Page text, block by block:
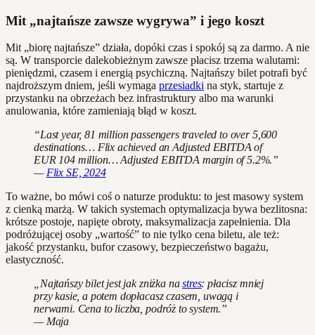
Mit „najtańsze zawsze wygrywa” i jego koszt
Mit „biorę najtańsze” działa, dopóki czas i spokój są za darmo. A nie
są. W transporcie dalekobieżnym zawsze płacisz trzema walutami:
pieniędzmi, czasem i energią psychiczną. Najtańszy bilet potrafi być
najdroższym dniem, jeśli wymaga przesiadki na styk, startuje z
przystanku na obrzeżach bez infrastruktury albo ma warunki
anulowania, które zamieniają błąd w koszt.
“Last year, 81 million passengers traveled to over 5,600
destinations… Flix achieved an Adjusted EBITDA of
EUR 104 million… Adjusted EBITDA margin of 5.2%.”
— Flix SE, 2024
To ważne, bo mówi coś o naturze produktu: to jest masowy system
z cienką marżą. W takich systemach optymalizacja bywa bezlitosna:
krótsze postoje, napięte obroty, maksymalizacja zapełnienia. Dla
podróżującej osoby „wartość” to nie tylko cena biletu, ale też:
jakość przystanku, bufor czasowy, bezpieczeństwo bagażu,
elastyczność.
„Najtańszy bilet jest jak zniżka nastres: płacisz mniej
przy kasie, a potem dopłacasz czasem, uwagą i
nerwami. Cena to liczba, podróż to system.”
— Maja